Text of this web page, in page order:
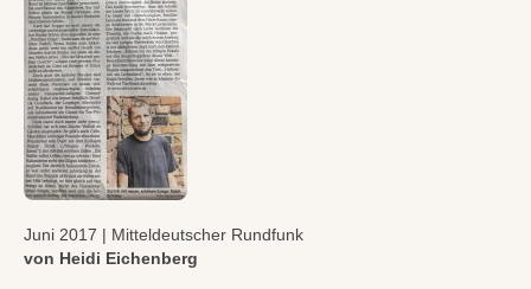
Juni 2017 | Mitteldeutscher Rundfunk
von Heidi Eichenberg